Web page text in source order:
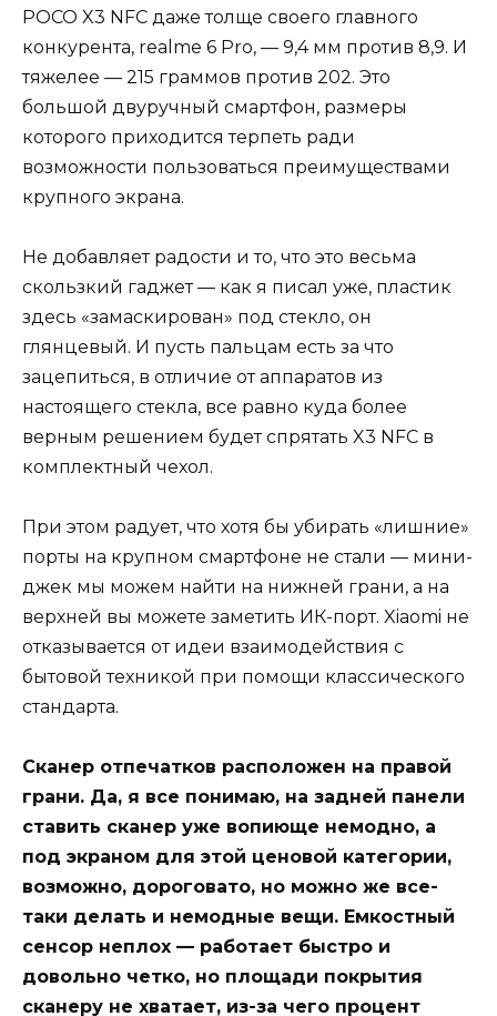
POCO X3 NFC даже толще своего главного
конкурента, realme 6 Pro, — 9,4 мм против 8,9. И
тяжелее — 215 граммов против 202. Это
большой двуручный смартфон, размеры
которого приходится терпеть ради
возможности пользоваться преимуществами
крупного экрана.
Не добавляет радости и то, что это весьма
скользкий гаджет — как я писал уже, пластик
здесь «замаскирован» под стекло, он
глянцевый. И пусть пальцам есть за что
зацепиться, в отличие от аппаратов из
настоящего стекла, все равно куда более
верным решением будет спрятать X3 NFC в
комплектный чехол.
При этом радует, что хотя бы убирать «лишние»
порты на крупном смартфоне не стали — мини-
джек мы можем найти на нижней грани, а на
верхней вы можете заметить ИК-порт. Xiaomi не
отказывается от идеи взаимодействия с
бытовой техникой при помощи классического
стандарта.
Сканер отпечатков расположен на правой
грани. Да, я все понимаю, на задней панели
ставить сканер уже вопиюще немодно, а
под экраном для этой ценовой категории,
возможно, дороговато, но можно же все-
таки делать и немодные вещи. Емкостный
сенсор неплох — работает быстро и
довольно четко, но площади покрытия
сканеру не хватает, из-за чего процент